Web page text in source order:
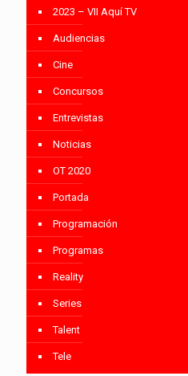
2023 – VII Aquí TV
Audiencias
Cine
Concursos
Entrevistas
Noticias
OT 2020
Portada
Programación
Programas
Reality
Series
Talent
Tele